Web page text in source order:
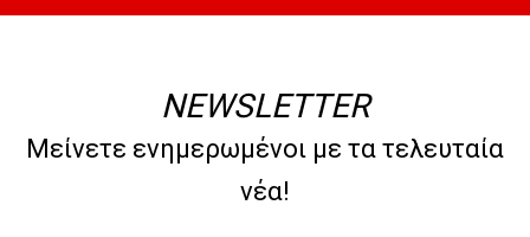
της Βουλής
08:47
10-02-2026 Διαρκής Επιτροπή Μορφωτικών
Υποθέσεων
NEWSLETTER
Μείνετε ενημερωμένοι με τα τελευταία
νέα!